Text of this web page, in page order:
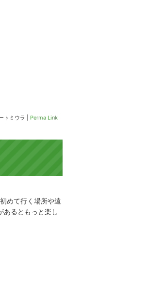
トミウラ Perma Link
めて行く場所や遠
あるともっと楽し